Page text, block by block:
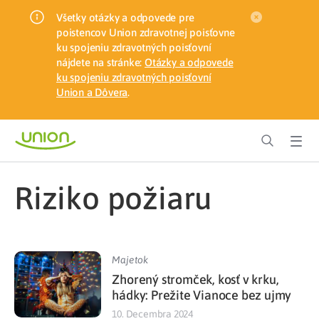
Všetky otázky a odpovede pre
poistencov Union zdravotnej poisťovne
ku spojeniu zdravotných poisťovní
nájdete na stránke: Otázky a odpovede
ku spojeniu zdravotných poisťovní
Union a Dôvera.
riziko požiaru
Majetok
Zhorený stromček, kosť v krku,
hádky: Prežite Vianoce bez ujmy
10. Decembra 2024